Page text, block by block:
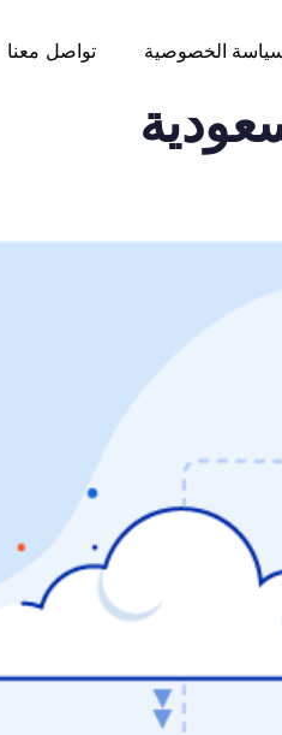
الخصوصية تواصل معنا